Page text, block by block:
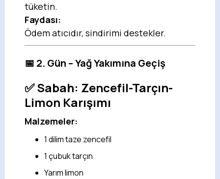
tüketin.
Faydası:
Ödem atıcıdır, sindirimi destekler.
📅 2. Gün – Yağ Yakımına Geçiş
✅ Sabah: Zencefil-Tarçın-
Limon Karışımı
Malzemeler:
1 dilim taze zencefil
1 çubuk tarçın
Yarım limon